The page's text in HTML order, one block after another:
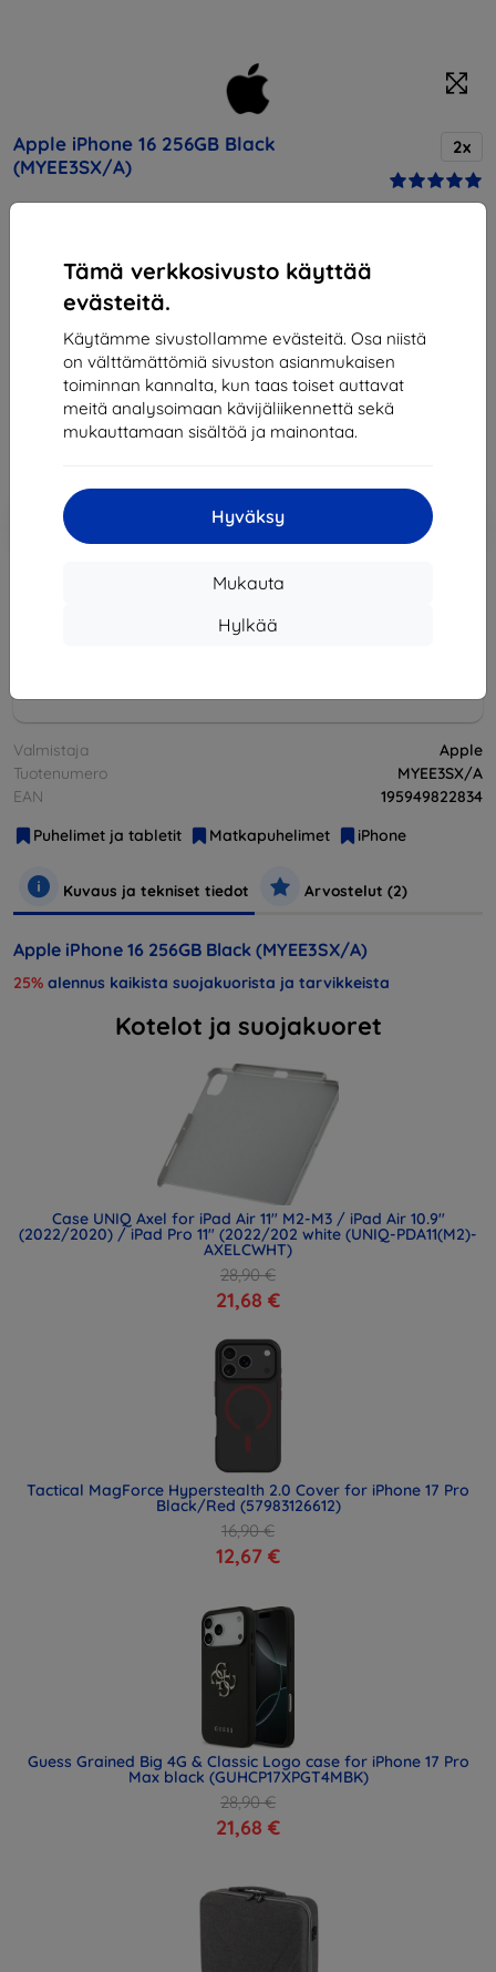
Tämä verkkosivusto käyttää
evästeitä.
Käytämme sivustollamme evästeitä. Osa niistä
on välttämättömiä sivuston asianmukaisen
toiminnan kannalta, kun taas toiset auttavat
meitä analysoimaan kävijäliikennettä sekä
mukauttamaan sisältöä ja mainontaa.
Hyväksy
Mukauta
Hylkää
Apple iPhone 16 256GB Black
(MYEE3SX/A)
2x
lisävarusteista!
Apple-älypuhelin 256 Gt, musta, tehokas kamera, pitkä
akunkesto ja nopea 5G-yhteys. Paljon tallennustilaa
1 082,90 €
710,01 €
-10%
Alennus kupongilla
ostoskoriin
Valmistaja
Apple
Tuotenumero
MYEE3SX/A
EAN
195949822834
Puhelimet ja tabletit
Matkapuhelimet iPhone
Kuvaus ja tekniset tiedot Arvostelut (2)
Apple iPhone 16 256GB Black (MYEE3SX/A)
25% alennus kaikista suojakuorista ja tarvikkeista
Kotelot ja suojakuoret
Case UNIQ Axel for iPad Air 11" M2-M3 / iPad Air 10.9"
(2022/2020) / iPad Pro 11" (2022/202 white (UNIQ-PDA11(M2)-
AXELCWHT)
28,90 €
21,68 €
Tactical MagForce Hyperstealth 2.0 Cover for iPhone 17 Pro
Black/Red (57983126612)
16,90 €
12,67 €
Guess Grained Big 4G & Classic Logo case for iPhone 17 Pro
Max black (GUHCP17XPGT4MBK)
28,90 €
21,68 €